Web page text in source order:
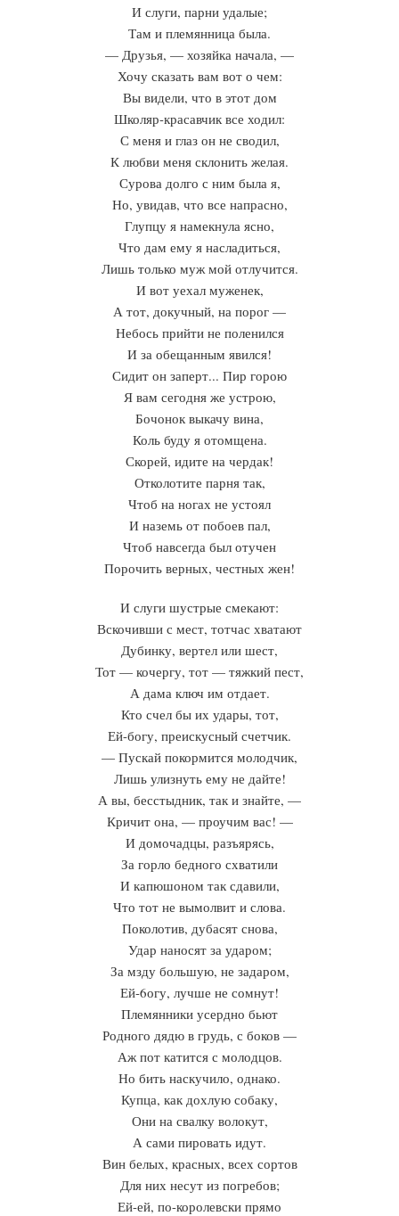
И слуги, парни удалые;
Там и племянница была.
— Друзья, — хозяйка начала, —
Хочу сказать вам вот о чем:
Вы видели, что в этот дом
Школяр-красавчик все ходил:
С меня и глаз он не сводил,
К любви меня склонить желая.
Сурова долго с ним была я,
Но, увидав, что все напрасно,
Глупцу я намекнула ясно,
Что дам ему я насладиться,
Лишь только муж мой отлучится.
И вот уехал муженек,
А тот, докучный, на порог —
Небось прийти не поленился
И за обещанным явился!
Сидит он заперт... Пир горою
Я вам сегодня же устрою,
Бочонок выкачу вина,
Коль буду я отомщена.
Скорей, идите на чердак!
Отколотите парня так,
Чтоб на ногах не устоял
И наземь от побоев пал,
Чтоб навсегда был отучен
Порочить верных, честных жен!
И слуги шустрые смекают:
Вскочивши с мест, тотчас хватают
Дубинку, вертел или шест,
Тот — кочергу, тот — тяжкий пест,
А дама ключ им отдает.
Кто счел бы их удары, тот,
Ей-богу, преискусный счетчик.
— Пускай покормится молодчик,
Лишь улизнуть ему не дайте!
А вы, бесстыдник, так и знайте, —
Кричит она, — проучим вас! —
И домочадцы, разъярясь,
За горло бедного схватили
И капюшоном так сдавили,
Что тот не вымолвит и слова.
Поколотив, дубасят снова,
Удар наносят за ударом;
За мзду большую, не задаром,
Ей-6огу, лучше не сомнут!
Племянники усердно бьют
Родного дядю в грудь, с боков —
Аж пот катится с молодцов.
Но бить наскучило, однако.
Купца, как дохлую собаку,
Они на свалку волокут,
А сами пировать идут.
Вин белых, красных, всех сортов
Для них несут из погребов;
Ей-ей, по-королевски прямо